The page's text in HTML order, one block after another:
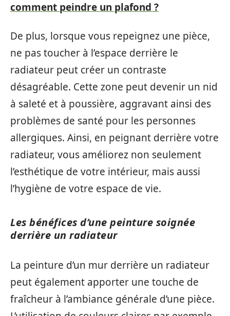
comment peindre un plafond ?
De plus, lorsque vous repeignez une pièce,
ne pas toucher à l’espace derrière le
radiateur peut créer un contraste
désagréable. Cette zone peut devenir un nid
à saleté et à poussière, aggravant ainsi des
problèmes de santé pour les personnes
allergiques. Ainsi, en peignant derrière votre
radiateur, vous améliorez non seulement
l’esthétique de votre intérieur, mais aussi
l’hygiène de votre espace de vie.
Les bénéfices d’une peinture soignée
derrière un radiateur
La peinture d’un mur derrière un radiateur
peut également apporter une touche de
fraîcheur à l’ambiance générale d’une pièce.